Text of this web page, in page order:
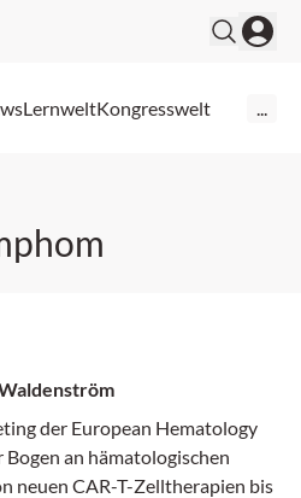
LernweltKongresswelt
der European Hematology
an hämatologischen
neuen CAR-T-Zelltherapien bis